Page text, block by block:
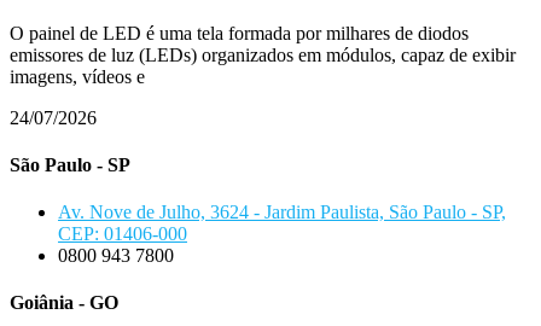
O painel de LED é uma tela formada por milhares de diodos
emissores de luz (LEDs) organizados em módulos, capaz de exibir
imagens, vídeos e
24/07/2026
São Paulo - SP
Av. Nove de Julho, 3624 - Jardim Paulista, São Paulo - SP,
CEP: 01406-000
0800 943 7800
Goiânia - GO